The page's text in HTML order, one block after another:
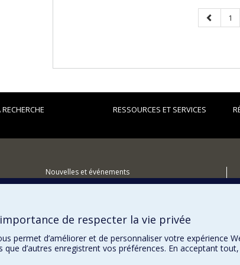
PagePage
1
RECHERCHE RESSOURCES ET SERVICES
Nouvelles et événements
de respecter la vie privée
permet d’améliorer et de personnaliser votre
que d’autres enregistrent vos préférences. En acceptant